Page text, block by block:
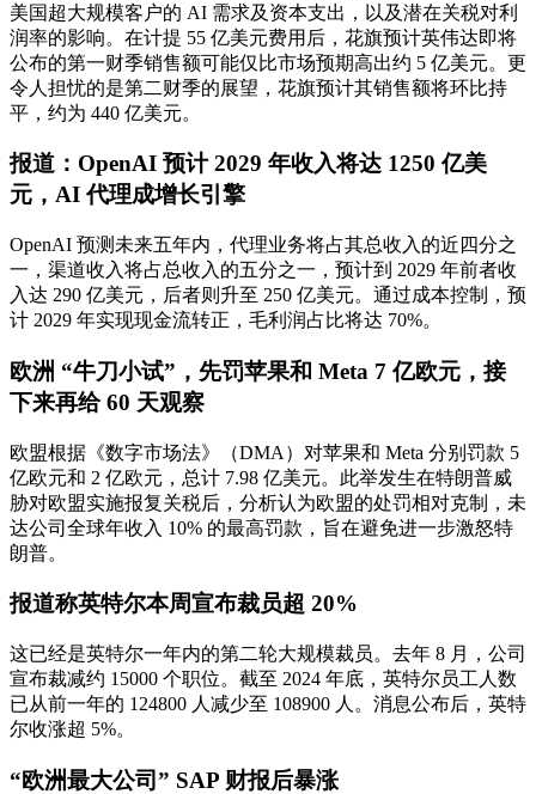
美国超大规模客户的 AI 需求及 资本支出 ，以及潜在关税对利
润率的影响。在计提 55 亿美元费用后，花旗预计英伟达即将
公布的第一财季销售额可能仅比市场预期高出约 5 亿美元。更
令人担忧的是第二财季的展望，花旗预计其销售额将环比持
平，约为 440 亿美元。
报道：OpenAI 预计 2029 年收入将达 1250 亿美
元，AI 代理成增长引擎
OpenAI 预测未来五年内，代理业务将占其总收入的近四分之
一，渠道收入将占总收入的五分之一，预计到 2029 年前者收
入达 290 亿美元，后者则升至 250 亿美元。通过成本控制，预
计 2029 年实现现金流转正， 毛利润占比将达 70%。
欧洲 “牛刀小试”，先罚苹果和 Meta 7 亿欧元，接
下来再给 60 天观察
欧盟根据《数字市场法》（DMA）对苹果和 Meta 分别罚款 5
亿欧元和 2 亿欧元，总计 7.98 亿美元。此举发生在特朗普威
胁对欧盟实施报复关税后，分析认为欧盟的处罚相对克制，未
达公司全球年收入 10% 的最高罚款，旨在避免进一步激怒特
朗普。
报道称英特尔本周宣布裁员超 20%
这已经是英特尔一年内的第二轮大规模裁员。去年 8 月，公司
宣布裁减约 15000 个职位。截至 2024 年底，英特尔员工人数
已从前一年的 124800 人减少至 108900 人。消息公布后，英特
尔收涨超 5%。
“欧洲最大公司” SAP 财报后暴涨